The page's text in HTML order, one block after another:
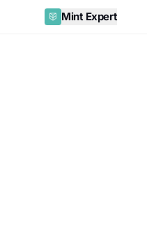
Mint Expert